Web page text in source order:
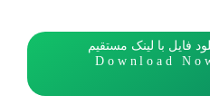
فایل با لینک مستقیم
Download